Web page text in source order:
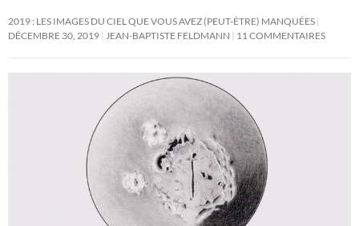
2019 : LES IMAGES DU CIEL QUE VOUS AVEZ (PEUT-ÊTRE) MANQUÉES
DÉCEMBRE 30, 2019 JEAN-BAPTISTE FELDMANN 11 COMMENTAIRES